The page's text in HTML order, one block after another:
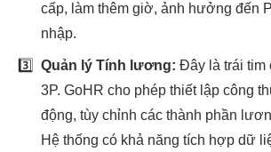
cấp, làm thêm giờ, ảnh hưởng đến
nhập.
3️⃣ Quản lý Tính lương: Đây là trái tim
3P. GoHR cho phép thiết lập công
động, tùy chỉnh các thành phần
Hệ thống có khả năng tích hợp dữ